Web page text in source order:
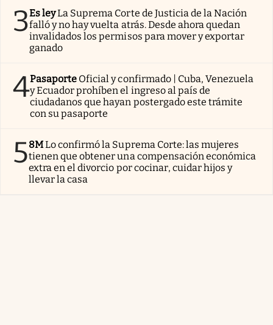
3Es leyLa Suprema Corte de Justicia de la Nación
falló y no hay vuelta atrás. Desde ahora quedan
invalidados los permisos para mover y exportar
ganado
4Pasaporte Oficial y confirmado | Cuba, Venezuela
y Ecuador prohíben el ingreso al país de
ciudadanos que hayan postergado este trámite
con su pasaporte
58MLo confirmó la Suprema Corte: las mujeres
tienen que obtener una compensación económica
extra en el divorcio por cocinar, cuidar hijos y
llevar la casa